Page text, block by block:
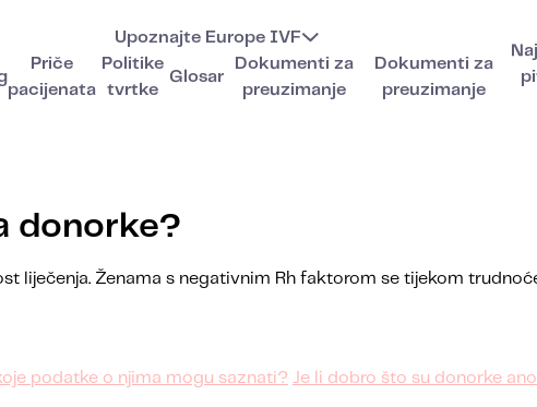
Upoznajte Europe IVF
Priče
pacijenata
Politike
tvrtke
Glosar
Dokumenti za
preuzimanje
Dokumenti za
preuzimanje
donorke?
liječenja. Ženama s negativnim Rh faktorom se tijekom
podatke o njima mogu saznati? Je li dobro što su donorke